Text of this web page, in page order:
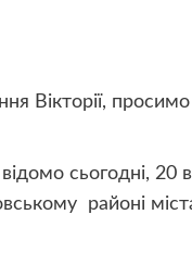
Вікторії,
сьогодні, 20
районі